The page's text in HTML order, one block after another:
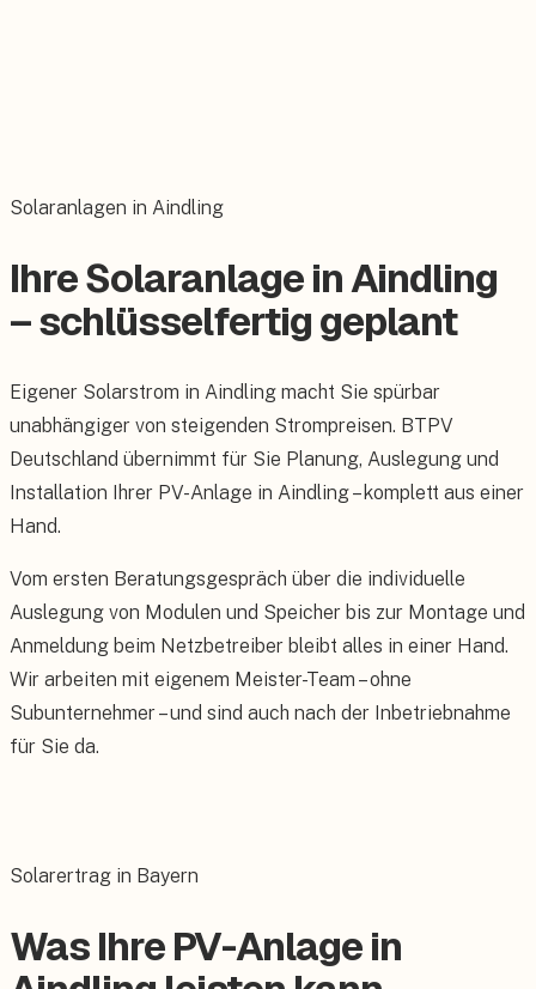
Solaranlagen in Aindling
Ihre Solaranlage in Aindling
– schlüsselfertig geplant
Eigener Solarstrom in Aindling macht Sie spürbar
unabhängiger von steigenden Strompreisen. BTPV
Deutschland übernimmt für Sie Planung, Auslegung und
Installation Ihrer PV-Anlage in Aindling – komplett aus einer
Hand.
Vom ersten Beratungsgespräch über die individuelle
Auslegung von Modulen und Speicher bis zur Montage und
Anmeldung beim Netzbetreiber bleibt alles in einer Hand.
Wir arbeiten mit eigenem Meister-Team – ohne
Subunternehmer – und sind auch nach der Inbetriebnahme
für Sie da.
Solarertrag in Bayern
Was Ihre PV-Anlage in